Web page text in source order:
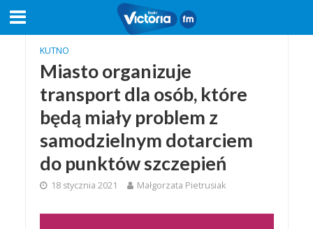
KUTNO
Miasto organizuje
transport dla osób, które
będą miały problem z
samodzielnym dotarciem
do punktów szczepień
18 stycznia 2021 Małgorzata Pietrusiak